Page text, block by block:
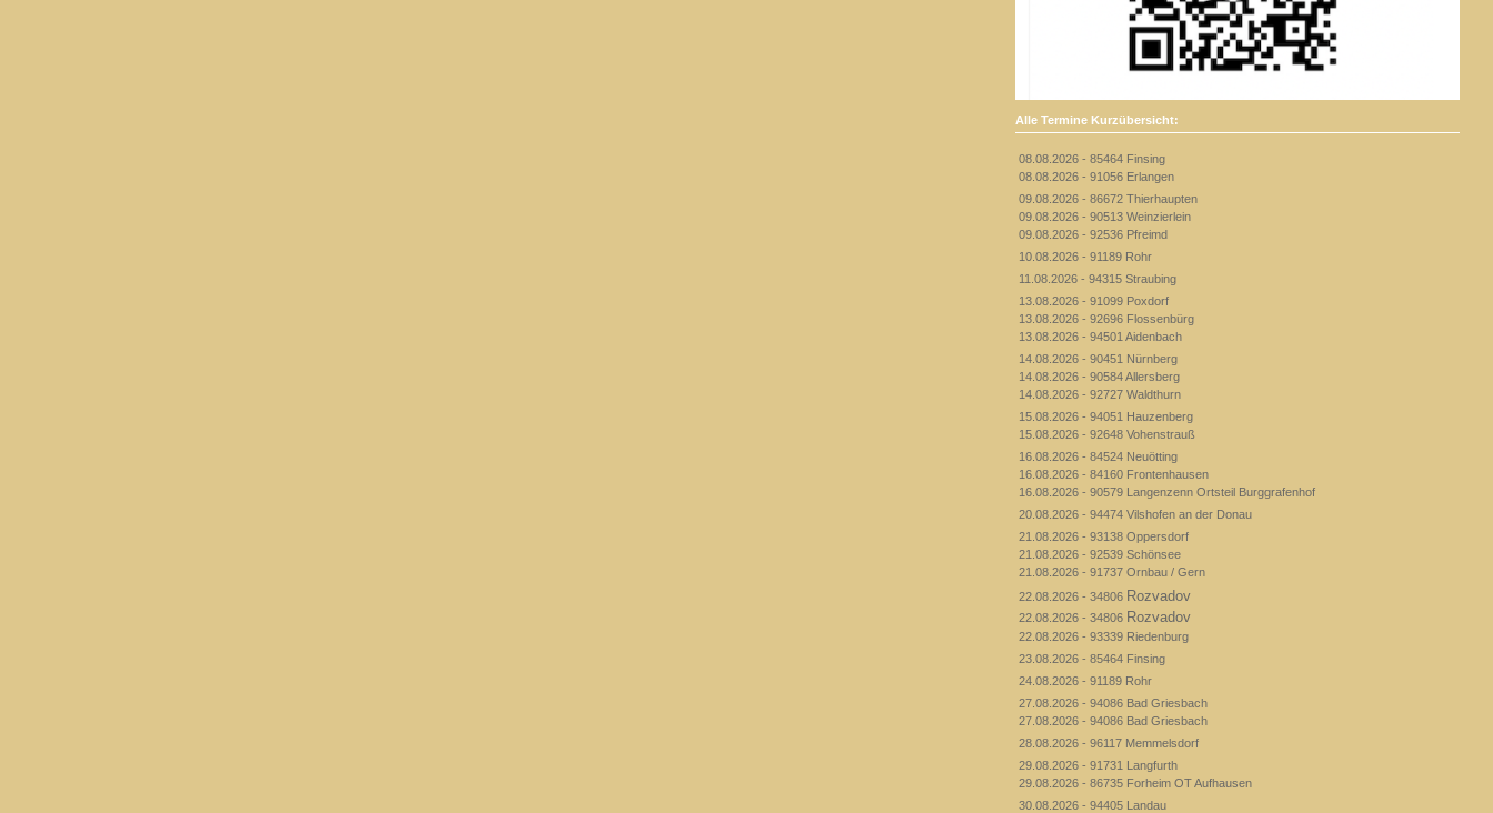
Alle Termine Kurzübersicht:
08.08.2026 - 85464 Finsing
08.08.2026 - 91056 Erlangen
09.08.2026 - 86672 Thierhaupten
09.08.2026 - 90513 Weinzierlein
09.08.2026 - 92536 Pfreimd
10.08.2026 - 91189 Rohr
11.08.2026 - 94315 Straubing
13.08.2026 - 91099 Poxdorf
13.08.2026 - 92696 Flossenbürg
13.08.2026 - 94501 Aidenbach
14.08.2026 - 90451 Nürnberg
14.08.2026 - 90584 Allersberg
14.08.2026 - 92727 Waldthurn
15.08.2026 - 94051 Hauzenberg
15.08.2026 - 92648 Vohenstrauß
16.08.2026 - 84524 Neuötting
16.08.2026 - 84160 Frontenhausen
16.08.2026 - 90579 Langenzenn Ortsteil Burggrafenhof
20.08.2026 - 94474 Vilshofen an der Donau
21.08.2026 - 93138 Oppersdorf
21.08.2026 - 92539 Schönsee
21.08.2026 - 91737 Ornbau / Gern
22.08.2026 - 34806 Rozvadov
22.08.2026 - 34806 Rozvadov
22.08.2026 - 93339 Riedenburg
23.08.2026 - 85464 Finsing
24.08.2026 - 91189 Rohr
27.08.2026 - 94086 Bad Griesbach
27.08.2026 - 94086 Bad Griesbach
28.08.2026 - 96117 Memmelsdorf
29.08.2026 - 91731 Langfurth
29.08.2026 - 86735 Forheim OT Aufhausen
30.08.2026 - 94405 Landau